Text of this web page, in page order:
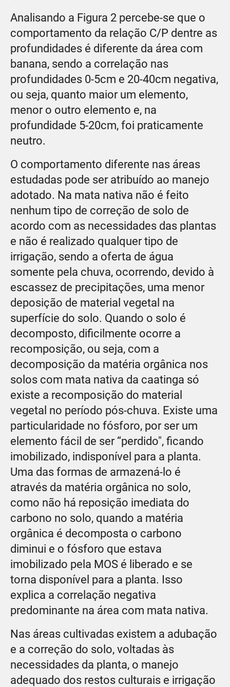
Analisando a Figura 2 percebe-se que o
comportamento da relação C/P dentre as
profundidades é diferente da área com
banana, sendo a correlação nas
profundidades 0-5cm e 20-40cm negativa,
ou seja, quanto maior um elemento,
menor o outro elemento e, na
profundidade 5-20cm, foi praticamente
neutro.
O comportamento diferente nas áreas
estudadas pode ser atribuído ao manejo
adotado. Na mata nativa não é feito
nenhum tipo de correção de solo de
acordo com as necessidades das plantas
e não é realizado qualquer tipo de
irrigação, sendo a oferta de água
somente pela chuva, ocorrendo, devido à
escassez de precipitações, uma menor
deposição de material vegetal na
superfície do solo. Quando o solo é
decomposto, dificilmente ocorre a
recomposição, ou seja, com a
decomposição da matéria orgânica nos
solos com mata nativa da caatinga só
existe a recomposição do material
vegetal no período pós-chuva. Existe uma
particularidade no fósforo, por ser um
elemento fácil de ser “perdido", ficando
imobilizado, indisponível para a planta.
Uma das formas de armazená-lo é
através da matéria orgânica no solo,
como não há reposição imediata do
carbono no solo, quando a matéria
orgânica é decomposta o carbono
diminui e o fósforo que estava
imobilizado pela MOS é liberado e se
torna disponível para a planta. Isso
explica a correlação negativa
predominante na área com mata nativa.
Nas áreas cultivadas existem a adubação
e a correção do solo, voltadas às
necessidades da planta, o manejo
adequado dos restos culturais e irrigação